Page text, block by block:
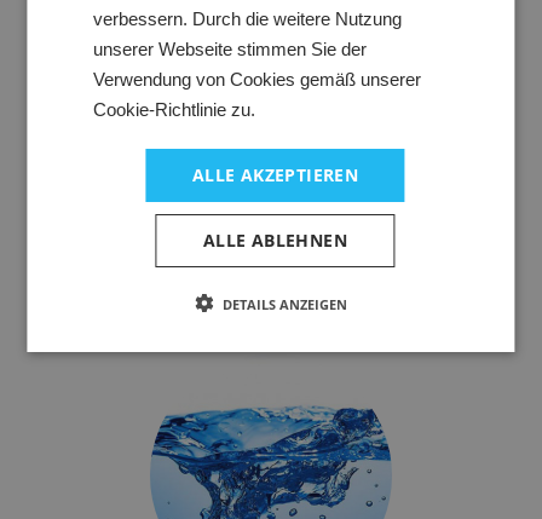
Systeme
Systemische Anwendungen und eine hohe
Lösungskompetenz für kundenspezifische Anforderungen
Know-how gehören Reinheitsklassenkabinette zur
wie Crossflow-Anlagen. Ob Lebensmittelindustrie,
Automotive oder chemische Industrie – wir finden
verbessern. Durch die weitere Nutzung
unserer Webseite stimmen Sie der
Verwendung von Cookies gemäß unserer
Cookie-Richtlinie zu.
ALLE AKZEPTIEREN
ALLE ABLEHNEN
DETAILS ANZEIGEN